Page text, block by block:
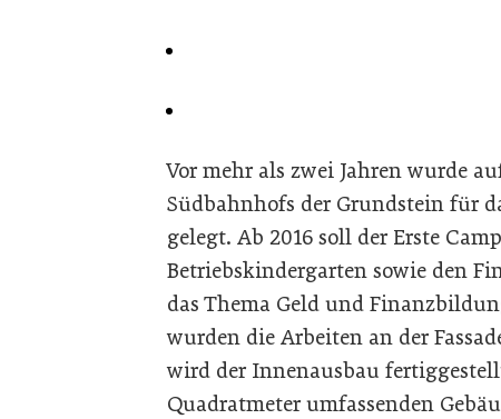
Vor mehr als zwei Jahren wurde
Südbahnhofs der Grundstein für
gelegt. Ab 2016 soll der Erste
Betriebskindergarten sowie den
das Thema Geld und
wurden die Arbeiten an der
wird der Innenausbau
Quadratmeter umfassenden